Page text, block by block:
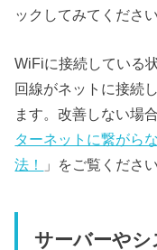
ックしてみてください
WiFiに接続している
回線がネットに接続
ます。改善しない場
ターネットに繋がら
法！
」をご覧ください
サーバーや